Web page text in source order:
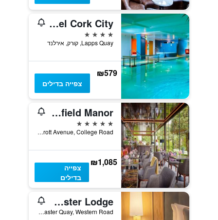
Clayton Hotel Cork City
4 כוכבים
Lapps Quay, קורק, אירלנד
₪579
צפייה בדילים
Hayfield Manor
5 כוכבים
Perrott Avenue, College Road, קורק, אירלנד
₪1,085
צפייה
בדילים
Lancaster Lodge
Lancaster Quay, Western Road, קורק, אירלנד